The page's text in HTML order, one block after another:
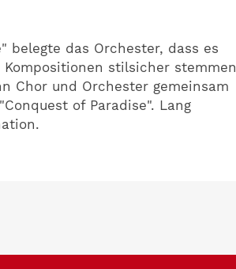
belegte das Orchester, dass es
stilsicher stemmen
Chor und Orchester gemeinsam
of Paradise". Lang